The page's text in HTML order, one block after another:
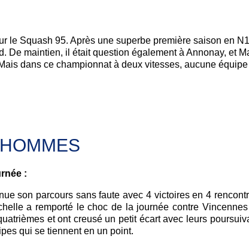
le Squash 95. Après une superbe première saison en
De maintien, il était question également à Annonay, et
dans ce championnat à deux vitesses, aucune
:
son parcours sans faute avec 4 victoires en 4
a remporté le choc de la journée contre
et ont creusé un petit écart avec leurs
qui se tiennent en un point.